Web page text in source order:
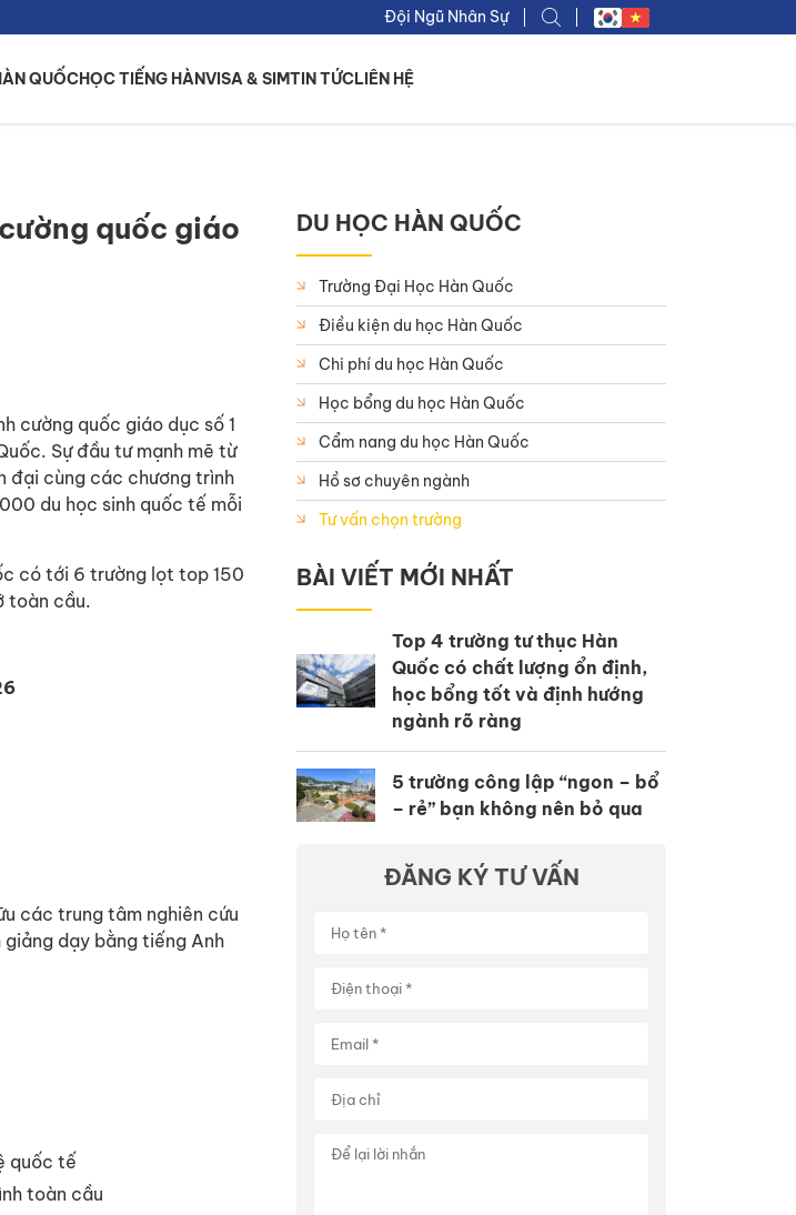
Đội Ngũ Nhân Sự
QUỐCHỌC TIẾNG HÀNVISA & SIMTIN TỨCLIÊN HỆ
quốc giáo
cường quốc giáo dục số 1
Sự đầu tư mạnh mẽ từ
đại cùng các chương trình
du học sinh quốc tế mỗi
có tới 6 trường lọt top 150
toàn cầu.
các trung tâm nghiên cứu
dạy bằng tiếng Anh
quốc tế
toàn cầu
DU HỌC HÀN QUỐC
Trường Đại Học Hàn Quốc
Điều kiện du học Hàn Quốc
Chi phí du học Hàn Quốc
Học bổng du học Hàn Quốc
Cẩm nang du học Hàn Quốc
Hồ sơ chuyên ngành
Tư vấn chọn trường
BÀI VIẾT MỚI NHẤT
Top 4 trường tư thục Hàn
Quốc có chất lượng ổn định,
học bổng tốt và định hướng
ngành rõ ràng
5 trường công lập “ngon – bổ
– rẻ” bạn không nên bỏ qua
ĐĂNG KÝ TƯ VẤN